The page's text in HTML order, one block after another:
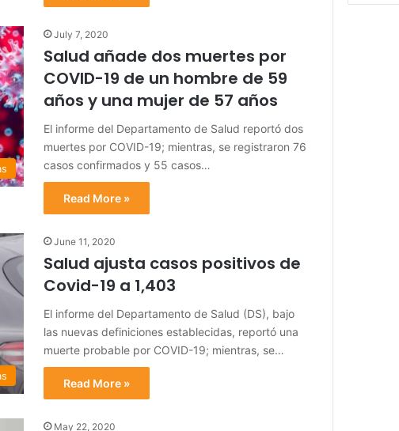
July 7, 2020
Salud añade dos muertes por
COVID-19 de un hombre de 59
años y una mujer de 57 años
El informe del Departamento de Salud reportó dos
muertes por COVID-19; mientras, se registraron 76
casos confirmados y 55 casos…
Read More »
June 11, 2020
Salud ajusta casos positivos de
Covid-19 a 1,403
El informe del Departamento de Salud (DS), bajo
las nuevas definiciones establecidas, reportó una
muerte probable por COVID-19; mientras, se…
Read More »
May 22, 2020